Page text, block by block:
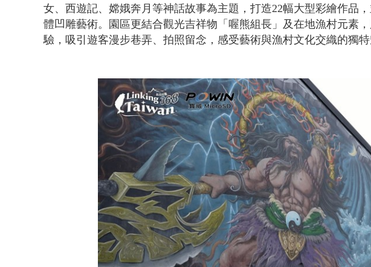
女、西遊記、嫦娥奔月等神話故事為主題，打造22幅大型彩繪作品
體凹雕藝術。園區更結合觀光吉祥物「喔熊組長」及在地漁村元素
驗，吸引遊客漫步巷弄、拍照留念，感受藝術與漁村文化交織的獨特